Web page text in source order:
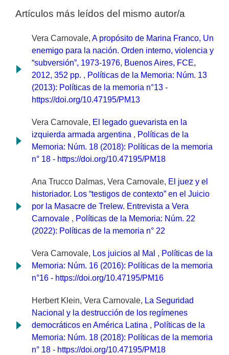
Artículos más leídos del mismo autor/a
Vera Carnovale, A propósito de Marina Franco, Un
enemigo para la nación. Orden interno, violencia y
“subversión”, 1973-1976, Buenos Aires, FCE,
2012, 352 pp. , Políticas de la Memoria: Núm. 13
(2013): Políticas de la memoria n°13 -
https://doi.org/10.47195/PM13
Vera Carnovale, El legado guevarista en la
izquierda armada argentina , Políticas de la
Memoria: Núm. 18 (2018): Políticas de la memoria
n° 18 - https://doi.org/10.47195/PM18
Ana Trucco Dalmas, Vera Carnovale, El juez y el
historiador. Los “testigos de contexto” en el Juicio
por la Masacre de Trelew. Entrevista a Vera
Carnovale , Políticas de la Memoria: Núm. 22
(2022): Políticas de la memoria n° 22
Vera Carnovale, Los juicios al Mal , Políticas de la
Memoria: Núm. 16 (2016): Políticas de la memoria
n°16 - https://doi.org/10.47195/PM16
Herbert Klein, Vera Carnovale, La Seguridad
Nacional y la destrucción de los regímenes
democráticos en América Latina , Políticas de la
Memoria: Núm. 18 (2018): Políticas de la memoria
n° 18 - https://doi.org/10.47195/PM18